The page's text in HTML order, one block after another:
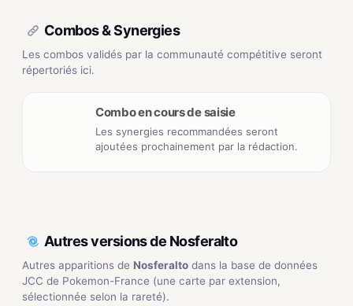
Combos & Synergies
Les combos validés par la communauté compétitive seront
répertoriés ici.
Combo en cours de saisie
Les synergies recommandées seront
ajoutées prochainement par la rédaction.
Autres versions de Nosferalto
Autres apparitions de Nosferalto dans la base de données
JCC de Pokemon-France (une carte par extension,
sélectionnée selon la rareté).